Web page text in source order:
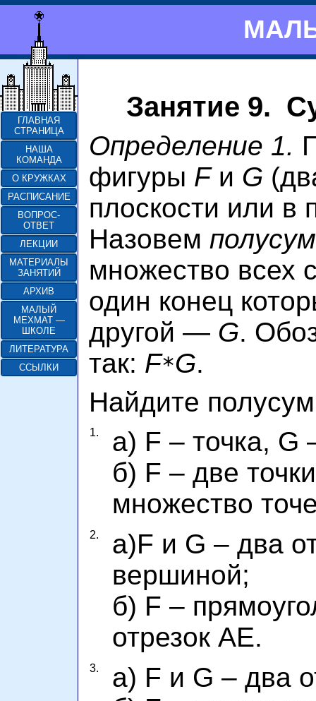
ГЛАВНАЯ
СТРАНИЦА
НАША
КОМАНДА
О КРУЖКАХ
РАСПИСАНИЕ
ВОПРОС-
ОТВЕТ
ЛЕКЦИИ
МАТЕРИАЛЫ
ЗАНЯТИЙ
АРХИВ
МАЛЫЙ
МЕХМАТ —
ШКОЛЕ
ЛИТЕРАТУРА
ССЫЛКИ
Занятие 9.
Определение 1.
фигуры Fи G
плоскости или в
Назовем
множество всех
один конец
другой — G.
так: F*G.
Найдите
1.
а) F – точка, G
б) F – две
множество
2.
а)F и G – два
вершиной;
б) F –
отрезок AE.
3.
а) F и G – два